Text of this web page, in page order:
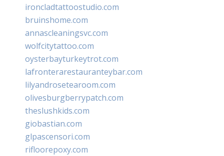
ironcladtattoostudio.com
bruinshome.com
annascleaningsvc.com
wolfcitytattoo.com
oysterbayturkeytrot.com
lafronterarestauranteybar.com
lilyandrosetearoom.com
olivesburgberrypatch.com
theslushkids.com
giobastian.com
glpascensori.com
rifloorepoxy.com